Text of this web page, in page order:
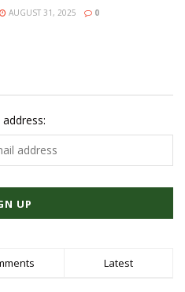
AUGUST 31, 2025 0
address:
Latest